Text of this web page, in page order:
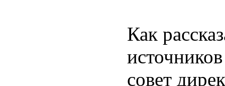
Как
совет